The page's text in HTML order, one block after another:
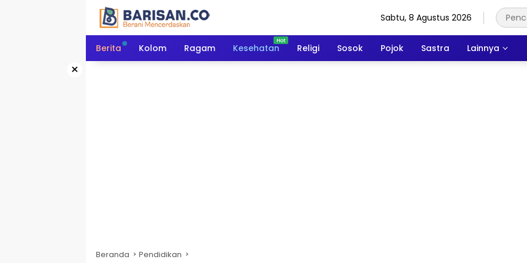
Sabtu, 8 Agustus 2026
Berita Kolom Ragam Kesehatan Religi Sosok Pojok Sastra Lainnya
×
Beranda Pendidikan